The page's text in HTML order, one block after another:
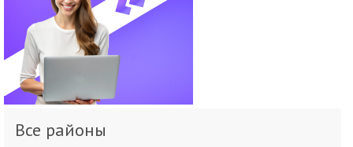
Все районы